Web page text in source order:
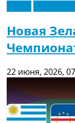
Новая
22 июня, 2026,